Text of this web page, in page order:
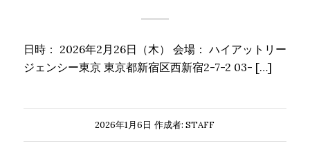
日時： 2026年2月26日（木） 会場： ハイアットリー
ジェンシー東京 東京都新宿区西新宿2-7-2 03- […]
2026年1月6日 作成者:STAFF